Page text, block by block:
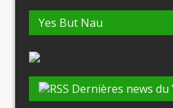
Yes But Nau
Dernières news du